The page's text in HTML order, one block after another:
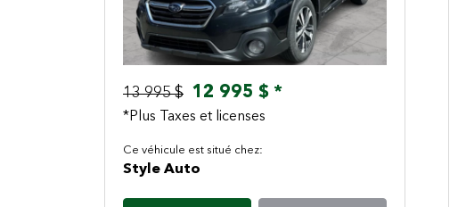
13 995 $ 12 995 $ *
*Plus Taxes et licenses
Ce véhicule est situé chez:
Style Auto